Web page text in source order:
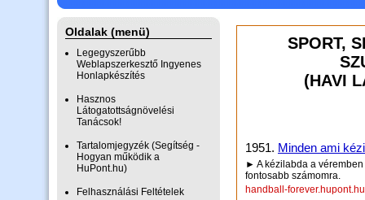
Oldalak (menü)
Legegyszerűbb
Weblapszerkesztő Ingyenes
Honlapkészítés
Hasznos
Látogatottságnövelési
Tanácsok!
Tartalomjegyzék (Segítség -
Hogyan működik a
HuPont.hu)
Felhasználási Feltételek
SPORT,
(HAVI
1951. Minden ami
► A kézilabda a
fontosabb számomra.
handball-forever.hupont.hu